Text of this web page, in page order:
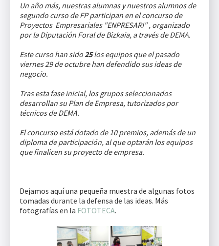
Un año más, nuestras alumnas y nuestros alumnos de
segundo curso de FP participan en el concurso de
Proyectos Empresariales "ENPRESARI" , organizado
por la Diputación Foral de Bizkaia, a través de DEMA.
Este curso han sido25los equipos que el pasado
viernes 29 de octubre han defendido sus ideas de
negocio.
Tras esta fase inicial, los grupos seleccionados
desarrollan su Plan de Empresa, tutorizados por
técnicos de DEMA.
El concurso está dotado de 10 premios, además de un
diploma de participación, al que optarán los equipos
que finalicen su proyecto de empresa.
Dejamos aquí una pequeña muestra de algunas fotos
tomadas durante la defensa de las ideas. Más
fotografías en la FOTOTECA.